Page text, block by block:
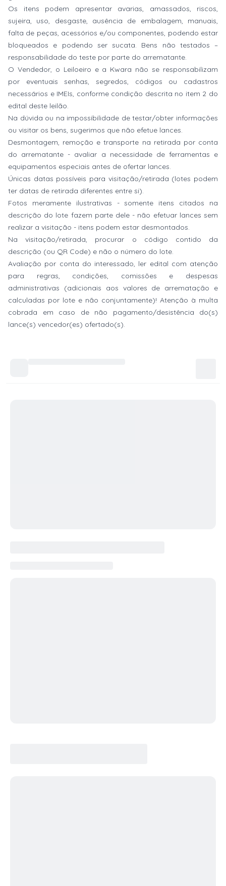
Os itens podem apresentar avarias, amassados, riscos,
sujeira, uso, desgaste, ausência de embalagem, manuais,
falta de peças, acessórios e/ou componentes, podendo estar
bloqueados e podendo ser sucata. Bens não testados –
responsabilidade do teste por parte do arrematante.
O Vendedor, o Leiloeiro e a Kwara não se responsabilizam
por eventuais senhas, segredos, códigos ou cadastros
necessários e IMEIs, conforme condição descrita no item 2 do
edital deste leilão.
Na dúvida ou na impossibilidade de testar/obter informações
ou visitar os bens, sugerimos que não efetue lances.
Desmontagem, remoção e transporte na retirada por conta
do arrematante - avaliar a necessidade de ferramentas e
equipamentos especiais antes de ofertar lances.
Únicas datas possíveis para visitação/retirada (lotes podem
ter datas de retirada diferentes entre si).
Fotos meramente ilustrativas - somente itens citados na
descrição do lote fazem parte dele - não efetuar lances sem
realizar a visitação - itens podem estar desmontados.
Na visitação/retirada, procurar o código contido da
descrição (ou QR Code) e não o número do lote.
Avaliação por conta do interessado, ler edital com atenção
para regras, condições, comissões e despesas
administrativas (adicionais aos valores de arrematação e
calculadas por lote e não conjuntamente)! Atenção à multa
cobrada em caso de não pagamento/desistência do(s)
lance(s) vencedor(es) ofertado(s).